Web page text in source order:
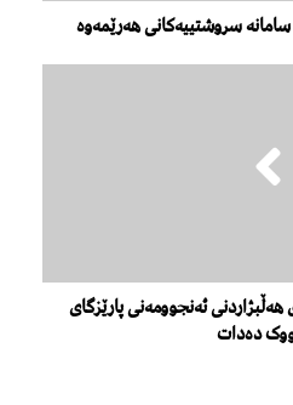
سامانە سروشتییەكانی هەرێمەوە
هەڵبژاردنی ئەنجوومەنی پارێزگای
دەدات